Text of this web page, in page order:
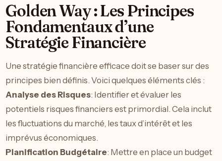
Golden Way : Les Principes
Fondamentaux d’une
Stratégie Financière
Une stratégie financière efficace doit se baser sur des
principes bien définis. Voici quelques éléments clés :
Analyse des Risques: Identifier et évaluer les
potentiels risques financiers est primordial. Cela inclut
les fluctuations du marché, les taux d’intérêt et les
imprévus économiques.
Planification Budgétaire: Mettre en place un budget